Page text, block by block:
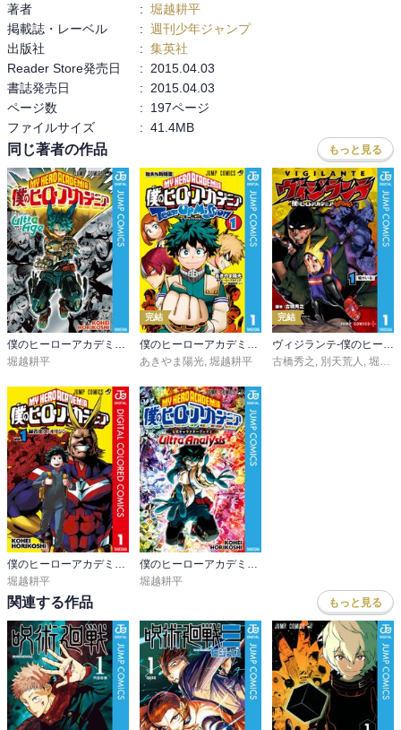
著者
: 堀越耕平
掲載誌・レーベル
: 週刊少年ジャンプ
出版社
: 集英社
Reader Store発売日
:
2015.04.03
書誌発売日
:
2015.04.03
ページ数
:
197ページ
ファイルサイズ
: 41.4MB
同じ著者の作品 もっと見る
僕のヒーローアカデミア ファイナルファンブック Ultra Age
堀越耕平
完結
僕のヒーローアカデミア チームアップミッション
あきやま陽光, 堀越耕平
完結
ヴィジランテ-僕のヒーローアカデミア ILLEGALS-
古橋秀之 , 別天荒人 , 堀越耕平
堀越耕平
堀越耕平
関連する作品 もっと見る